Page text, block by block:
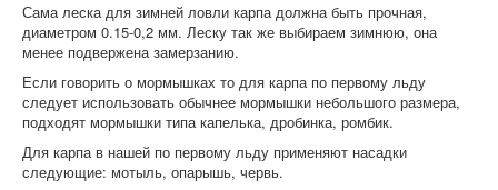
Сама леска для зимней ловли карпа должна быть прочная,
диаметром 0.15-0,2 мм. Леску так же выбираем зимнюю, она
менее подвержена замерзанию.
Если говорить о мормышках то для карпа по первому льду
следует использовать обычнее мормышки небольшого размера,
подходят мормышки типа капелька, дробинка, ромбик.
Для карпа в нашей по первому льду применяют насадки
следующие: мотыль, опарышь, червь.